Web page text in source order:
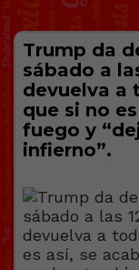
Trump da
sábado a
devuelva a
que si no
fuego y
infierno”.